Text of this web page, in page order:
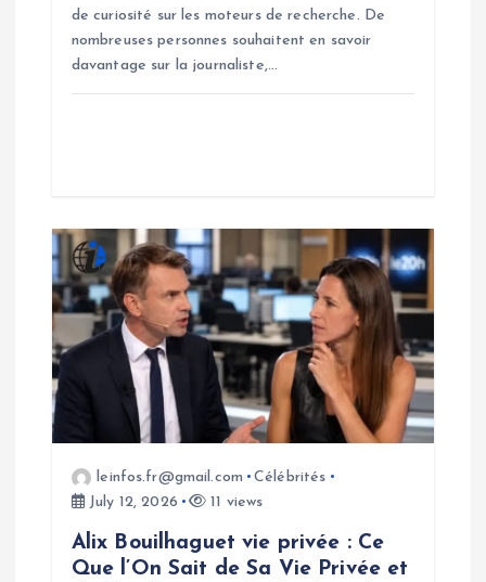
de curiosité sur les moteurs de recherche. De
nombreuses personnes souhaitent en savoir
davantage sur la journaliste,…
leinfos.fr@gmail.com
Célébrités
July 12, 2026
11 views
Alix Bouilhaguet vie privée : Ce
Que l’On Sait de Sa Vie Privée et